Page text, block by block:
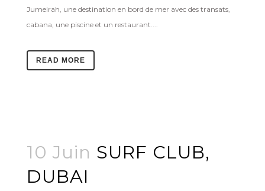
Jumeirah, une destination en bord de mer avec des transats,
cabana, une piscine et un restaurant....
READ MORE
10 Juin SURF CLUB,
DUBAI